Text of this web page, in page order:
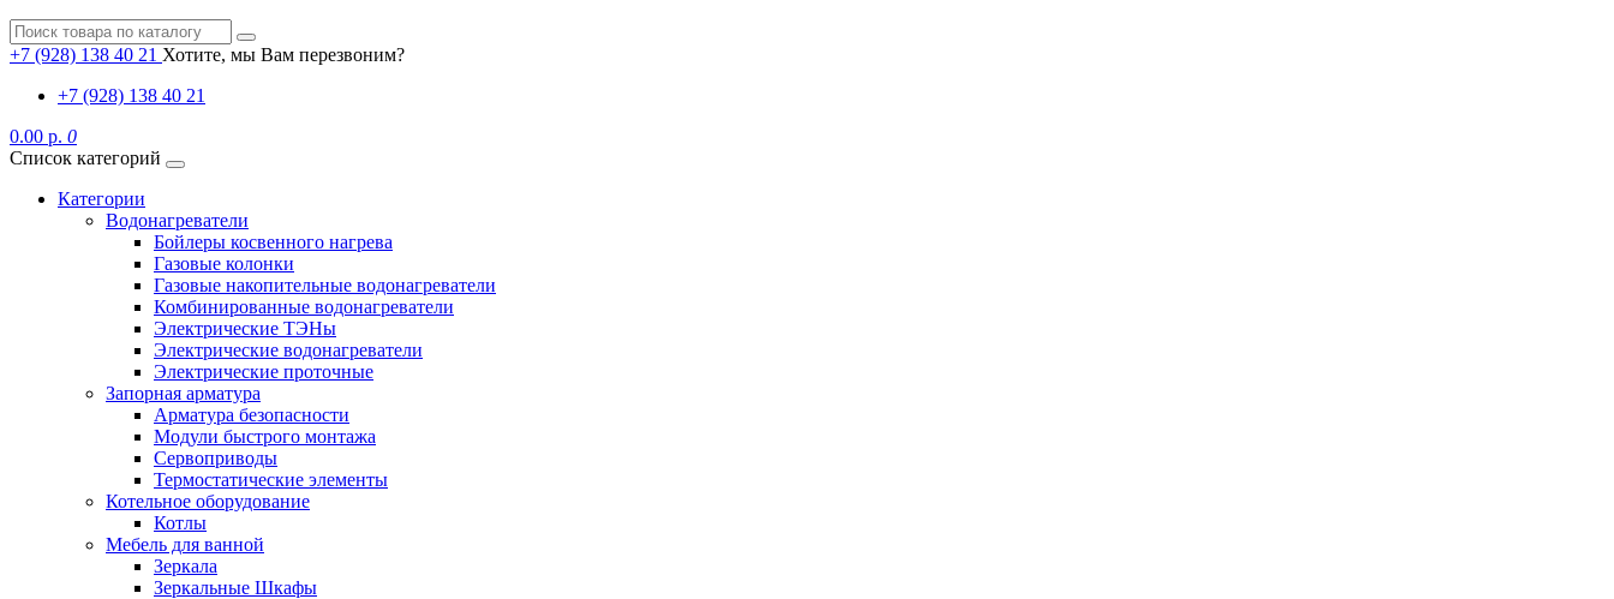
+7 (928) 138 40 21 Хотите, мы Вам перезвоним?
+7 (928) 138 40 21
0.00 р. 0
Список категорий
Категории
Водонагреватели
Бойлеры косвенного нагрева
Газовые колонки
Газовые накопительные водонагреватели
Комбинированные водонагреватели
Электрические ТЭНы
Электрические водонагреватели
Электрические проточные
Запорная арматура
Арматура безопасности
Модули быстрого монтажа
Сервоприводы
Термостатические элементы
Котельное оборудование
Котлы
Мебель для ванной
Зеркала
Зеркальные Шкафы